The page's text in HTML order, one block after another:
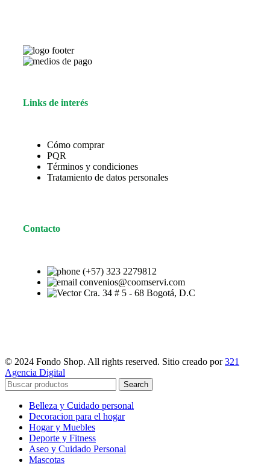
Links de interés
Cómo comprar
PQR
Términos y condiciones
Tratamiento de datos personales
Contacto
(+57) 323 2279812
convenios@coomservi.com
Cra. 34 # 5 - 68 Bogotá, D.C
© 2024 Fondo Shop. All rights reserved. Sitio creado por321
Agencia Digital
Search
Belleza y Cuidado personal
Decoracion para el hogar
Hogar y Muebles
Deporte y Fitness
Aseo y Cuidado Personal
Mascotas